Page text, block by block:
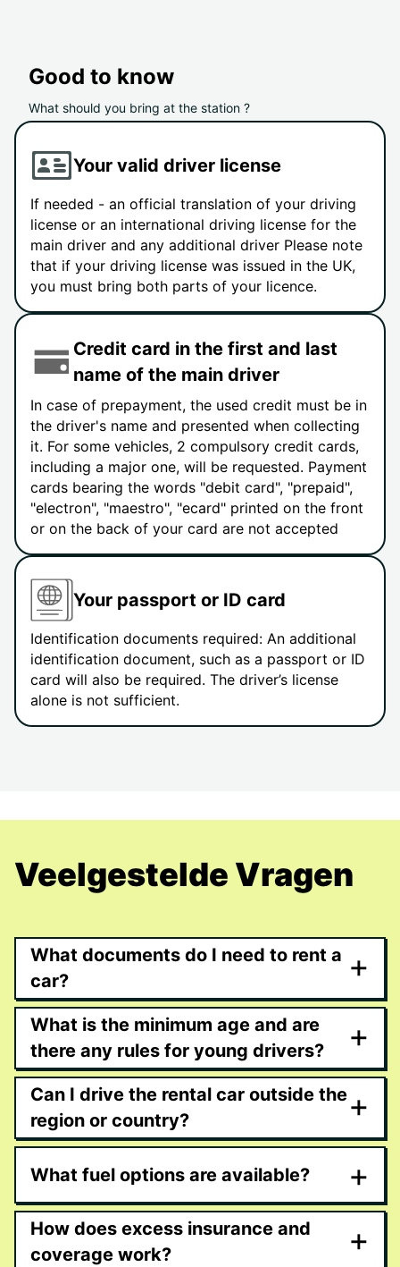
Good to know
What should you bring at the station ?
Your valid driver license
If needed - an official translation of your driving
license or an international driving license for the
main driver and any additional driver Please note
that if your driving license was issued in the UK,
you must bring both parts of your licence.
Credit card in the first and last
name of the main driver
In case of prepayment, the used credit must be in
the driver's name and presented when collecting
it. For some vehicles, 2 compulsory credit cards,
including a major one, will be requested. Payment
cards bearing the words "debit card", "prepaid",
"electron", "maestro", "ecard" printed on the front
or on the back of your card are not accepted
Your passport or ID card
Identification documents required: An additional
identification document, such as a passport or ID
card will also be required. The driver’s license
alone is not sufficient.
Veelgestelde Vragen
What documents do I need to rent a
car?
+
What is the minimum age and are
there any rules for young drivers?
+
Can I drive the rental car outside the
region or country?
+
What fuel options are available? +
How does excess insurance and
coverage work?
+